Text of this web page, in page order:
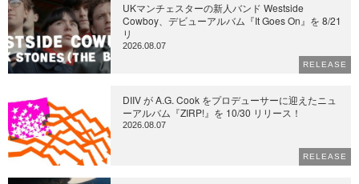
UKマンチェスターの新人バンド Westside
Cowboy、デビューアルバム『It Goes On』を 8/21
リ
2026.08.07
RELEASE
DIIV が A.G. Cook をプロデューサーに迎えたニュ
ーアルバム『ZIRP!』を 10/30 リリース！
2026.08.07
RELEASE